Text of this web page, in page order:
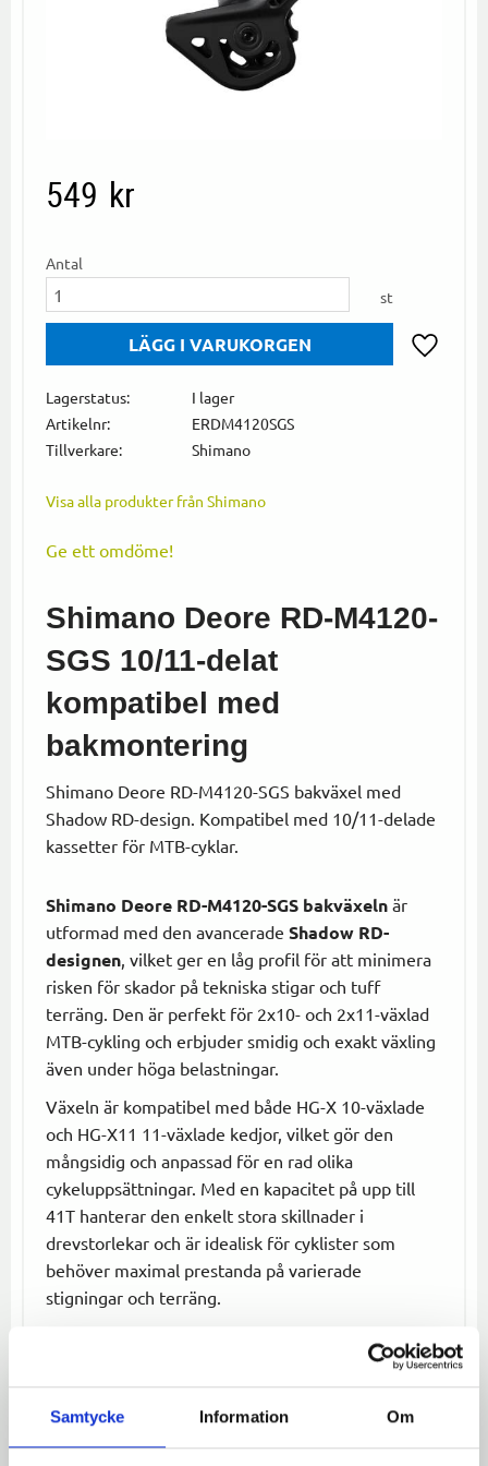
Samtycke Information Om
549 kr
Antal
st
Lagerstatus
I lager
Artikelnr
ERDM4120SGS
Tillverkare
Shimano
Visa alla produkter från Shimano
Ge ett omdöme!
Shimano Deore RD-M4120-
SGS 10/11-delat
kompatibel med
bakmontering
Shimano Deore RD-M4120-SGS bakväxel med
Shadow RD-design. Kompatibel med 10/11-delade
kassetter för MTB-cyklar.
Shimano Deore RD-M4120-SGS bakväxeln är
utformad med den avancerade Shadow RD-
designen, vilket ger en låg profil för att minimera
risken för skador på tekniska stigar och tuff
terräng. Den är perfekt för 2x10- och 2x11-växlad
MTB-cykling och erbjuder smidig och exakt växling
även under höga belastningar.
Växeln är kompatibel med både HG-X 10-växlade
och HG-X11 11-växlade kedjor, vilket gör den
mångsidig och anpassad för en rad olika
cykeluppsättningar. Med en kapacitet på upp till
41T hanterar den enkelt stora skillnader i
drevstorlekar och är idealisk för cyklister som
behöver maximal prestanda på varierade
stigningar och terräng.
kassetter
Design: